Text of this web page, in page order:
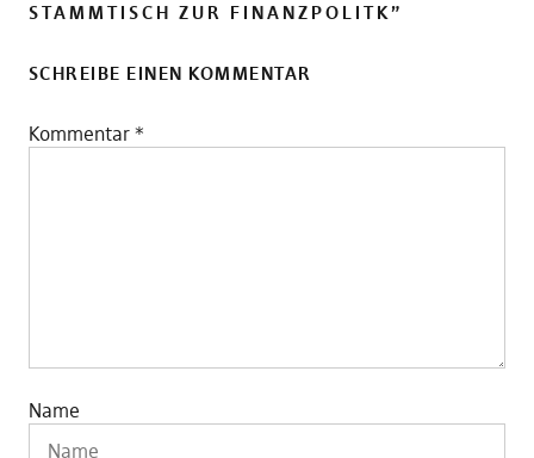
STAMMTISCH ZUR FINANZPOLITK”
SCHREIBE EINEN KOMMENTAR
Kommentar *
Name